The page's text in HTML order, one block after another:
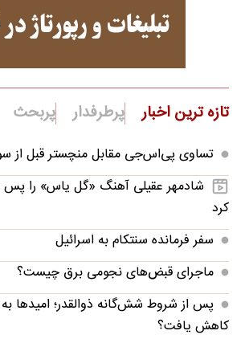
تازه ترین اخبار پرطرفدار پربحث
تساوی پی‌اس‌جی مقابل منچستر قبل از
کرد
سفر فرمانده سنتکام به اسرائیل
ماجرای قبض‌های نجومی برق چیست؟
پس از شروط شش‌گانه ذوالقدر؛ امیدها به
کاهش یافت؟